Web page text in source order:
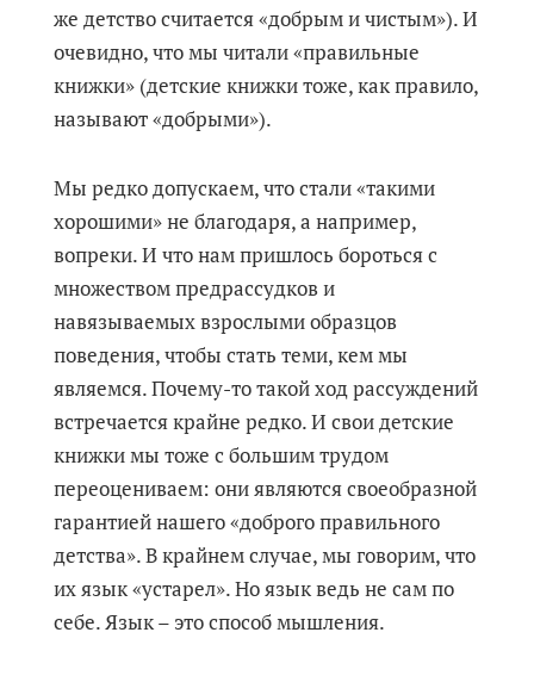
же детство считается «добрым и чистым»). И
очевидно, что мы читали «правильные
книжки» (детские книжки тоже, как правило,
называют «добрыми»).
Мы редко допускаем, что стали «такими
хорошими» не благодаря, а например,
вопреки. И что нам пришлось бороться с
множеством предрассудков и
навязываемых взрослыми образцов
поведения, чтобы стать теми, кем мы
являемся. Почему-то такой ход рассуждений
встречается крайне редко. И свои детские
книжки мы тоже с большим трудом
переоцениваем: они являются своеобразной
гарантией нашего «доброго правильного
детства». В крайнем случае, мы говорим, что
их язык «устарел». Но язык ведь не сам по
себе. Язык – это способ мышления.